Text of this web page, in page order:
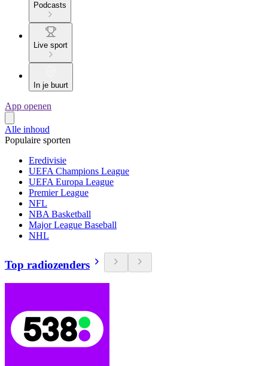
Podcasts
Live sport
In je buurt
App openen
Alle inhoud
Populaire sporten
Eredivisie
UEFA Champions League
UEFA Europa League
Premier League
NFL
NBA Basketball
Major League Baseball
NHL
Top radiozenders